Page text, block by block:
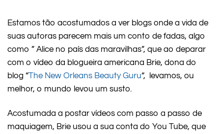
Estamos tão acostumados a ver blogs onde a vida de
suas autoras parecem mais um conto de fadas, algo
como ” Alice no país das maravilhas”, que ao deparar
com o vídeo da blogueira americana Brie, dona do
blog “The New Orleans Beauty Guru“, levamos, ou
melhor, o mundo levou um susto.
Acostumada a postar vídeos com passo a passo de
maquiagem, Brie usou a sua conta do You Tube, que